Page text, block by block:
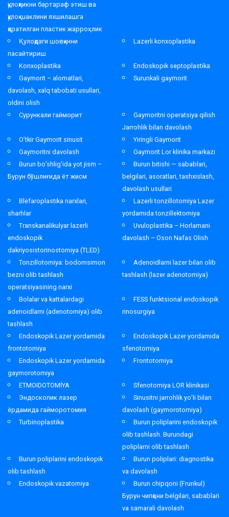
қулоқликни бартараф этиш ва
қулоқ шаклини яхшилашга
қаратилган пластик жарроҳлик
Қулоқдаги шовқинни
пасайтириш
Lazerli konxoplastika
Konxoplastika
Endoskopik septoplastika
Gaymorit – alomatlari,
davolash, xalq tabobati usullari,
oldini olish
Surunkali gaymorit
Сурункали гайморит
Gaymoritni operatsiya qilish
Jarrohlik bilan davolash
O’tkir Gaymorit sinusit
Yiringli Gaymorit
Gaymoritni davolash
Gaymorit Lor klinika markazi
Burun bo’shlig’ida yot jism –
Бурун бўшлиғида ёт жисм
Burun bitishi — sabablari,
belgilari, asoratlari, tashxislash,
davolash usullari
Blefaroplastika narxlari,
sharhlar
Lazerli tonzillotomiya Lazer
yordamida tonzillektomiya
Transkanalikulyar lazerli
endoskopik
dakriyosistorinostomiya (TLED)
Uvuloplastika – Horlamani
davolash – Oson Nafas Olish
Tonzillotomiya: bodomsimon
bezni olib tashlash
operatsiyasining narxi
Adenoidlarni lazer bilan olib
tashlash (lazer adenotomiya)
Bolalar va kattalardagi
adenoidlarni (adenotomiya) olib
tashlash
FESS funktsional endoskopik
rinosurgiya
Endoskopik Lazer yordamida
frontotomiya
Endoskopik Lazer yordamida
sfenotomiya
Endoskopik Lazer yordamida
gaymorotomiya
Frontotomiya
ETMOIDOTOMİYA
Sfenotomiya LOR klinikasi
Эндоскопик лазер
ёрдамида гайморотомия
Sinusitni jarrohlik yo’li bilan
davolash (gaymorotomiya)
Turbinoplastika
Burun poliplarini endoskopik
olib tashlash. Burundagi
poliplarni olib tashlash
Burun poliplarini endoskopik
olib tashlash
Burun poliplari: diagnostika
va davolash
Endoskopik vazatomiya
Burun chipqoni (Frunkul)
Бурун чипқони belgilari, sabablari
va samarali davolash